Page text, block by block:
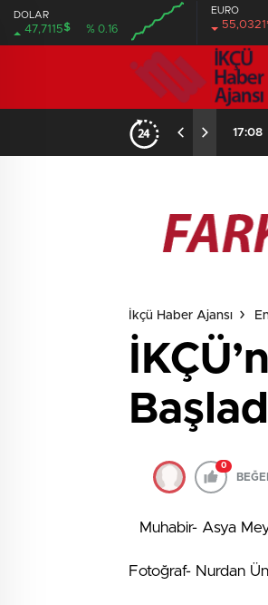
DOLAR
47,7115$ % 0.16
EURO
55,0321
17:08
İkçü Haber Ajansı
0
Muhabir- Asya
Fotoğraf- Nurdan